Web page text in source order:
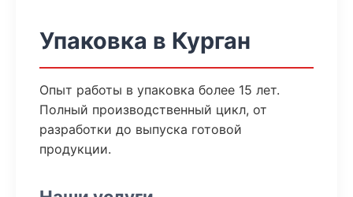
Упаковка в Курган
Опыт работы в упаковка более 15 лет.
Полный производственный цикл, от
разработки до выпуска готовой
продукции.